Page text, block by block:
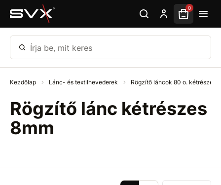
Ugrás az oldal fő részéhez 0
Írja be, mit keres
Kezdőlap Lánc- és textilhevederek Rögzítő láncok 80 o.
Rögzítő lánc kétrészes
8mm